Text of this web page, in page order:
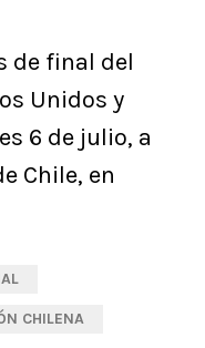
de final del
Unidos y
6 de julio, a
Chile, en
CHILENA